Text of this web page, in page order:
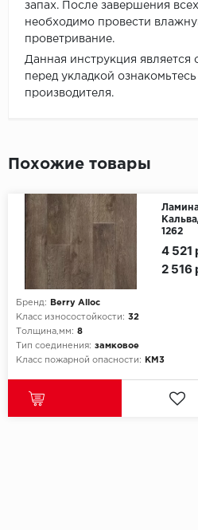
запах. После завершения
необходимо провести
проветривание.
Данная инструкция является
перед укладкой
производителя.
Похожие товары
1262
Бренд:
Berry Alloc
Класс износостойкости: 32
Толщина,мм: 8
Тип соединения: замковое
Класс пожарной опасности:
КМ3
2 516
4 521